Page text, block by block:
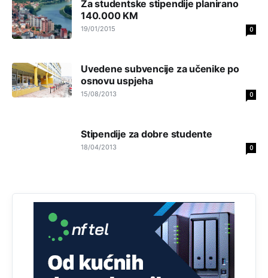
Za studentske stipendije planirano
140.000 KM
19/01/2015 0
Uvedene subvencije za učenike po
osnovu uspjeha
15/08/2013 0
Stipendije za dobre studente
18/04/2013 0
od 10 godina
Анонимно2818605 8/8/2026
nema pristup računaru bilo koje vrste (desktop, laptop ili
tablet
koristi internet, niti ima pristup računarima
Анонимно2818605 8/8/2026
Ovo pravilo jeste unijelo opravdan strah, posebno kada
su u pitanju starije osobe, osobe sa slabijim vidom ili
drhtavom rukom